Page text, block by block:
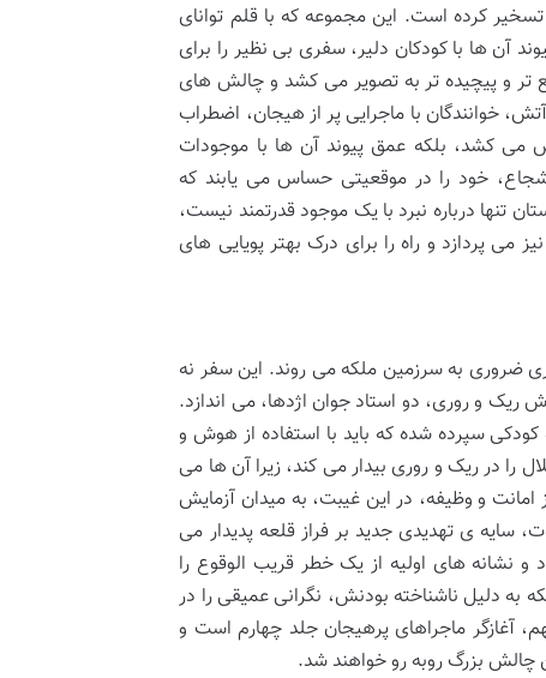
کرده است. این مجموعه که با قلم توانای
آن ها با کودکان دلیر، سفری بی نظیر را برای
تر و پیچیده تر به تصویر می کشد و چالش های
خوانندگان با ماجرایی پر از هیجان، اضطراب
می کشد، بلکه عمق پیوند آن ها با موجودات
خود را در موقعیتی حساس می یابند که
درباره نبرد با یک موجود قدرتمند نیست،
پردازد و راه را برای درک بهتر پویایی های
ضروری به سرزمین ملکه می روند. این سفر نه
ریک و روری، دو استاد جوان اژدها، می اندازد.
سپرده شده که باید با استفاده از هوش و
در ریک و روری بیدار می کند، زیرا آن ها می
امانت و وظیفه، در این غیبت، به میدان آزمایش
سایه ی تهدیدی جدید بر فراز قلعه پدیدار می
نشانه های اولیه از یک خطر قریب الوقوع را
به دلیل ناشناخته بودنش، نگرانی عمیقی را در
آغازگر ماجراهای پرهیجان جلد چهارم است و
چالش بزرگ روبه رو خواهند شد.